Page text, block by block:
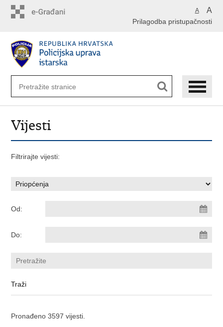
A A
Prilagodba pristupačnosti
Vijesti
Filtrirajte vijesti:
Od:
Do:
Pronađeno 3597 vijesti.